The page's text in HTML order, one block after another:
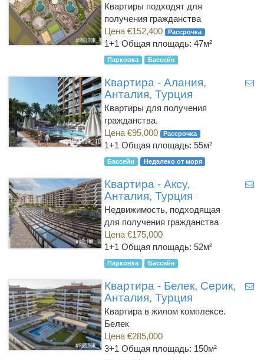
Квартиры подходят для
получения гражданства
Цена €152,400
Рассрочка
1+1 Общая площадь: 47м²
Парковка Бассейн
Квартира - Алания,
Анталия, Турция
Квартиры для получения
гражданства.
Цена €95,000
Рассрочка
1+1 Общая площадь: 55м²
Бассейн Недалеко от моря
Квартира - Аксу,
Анталия, Турция
Недвижимость, подходящая
для получения гражданства
Цена €175,000
1+1 Общая площадь: 52м²
Парковка Бассейн
Квартира - Белек, Серик,
Анталия, Турция
Квартира в жилом комплексе.
Белек
Цена €285,000
3+1 Общая площадь: 150м²